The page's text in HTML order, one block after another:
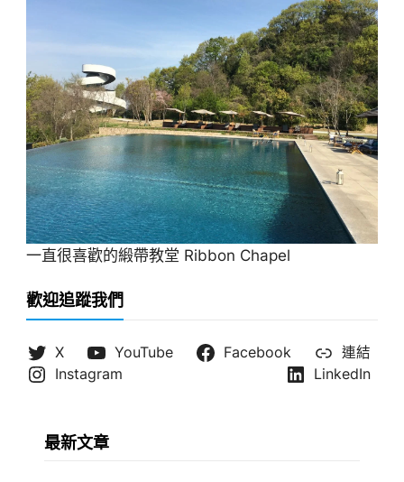
一直很喜歡的緞帶教堂 Ribbon Chapel
歡迎追蹤我們
X YouTube Facebook
連結
Instagram
LinkedIn
最新文章